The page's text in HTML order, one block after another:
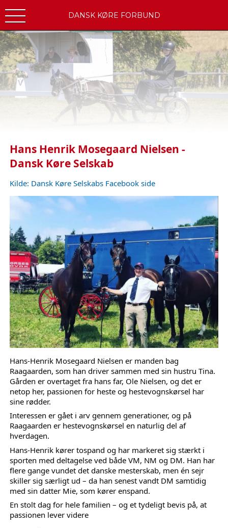
DANSK KØRE FORBUND
Hans Henrik Mosegaard Nielsen -
Dansk Køre Selskab
Kilde: Dansk Køre Selskabs Facebook side
Hans-Henrik Mosegaard Nielsen er manden bag
Raagaarden, som han driver sammen med sin hustru Tina.
Gården er overtaget fra hans far, Ole Nielsen, og det er
netop her, passionen for heste og hestevognskørsel har
sine rødder.
Interessen er gået i arv gennem generationer, og på
Raagaarden er hestevognskørsel en naturlig del af
hverdagen.
Hans-Henrik kører tospand og har markeret sig stærkt i
sporten med deltagelse ved både VM, NM og DM. Han har
flere gange vundet det danske mesterskab, men én sejr
skiller sig særligt ud – da han senest vandt DM samtidig
med sin datter Mie, som kører enspand.
En stolt dag for hele familien – og et tydeligt bevis på, at
passionen lever videre